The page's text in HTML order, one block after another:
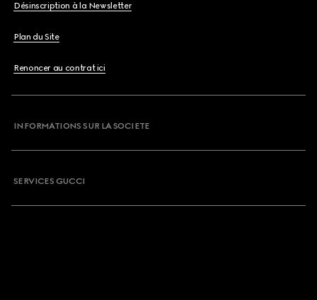
Désinscription à la Newsletter
Plan du Site
Renoncer au contrat ici
INFORMATIONS SUR LA SOCIETE
SERVICES GUCCI